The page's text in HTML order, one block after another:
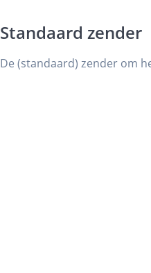
Standaard zender
De (standaard) zender om